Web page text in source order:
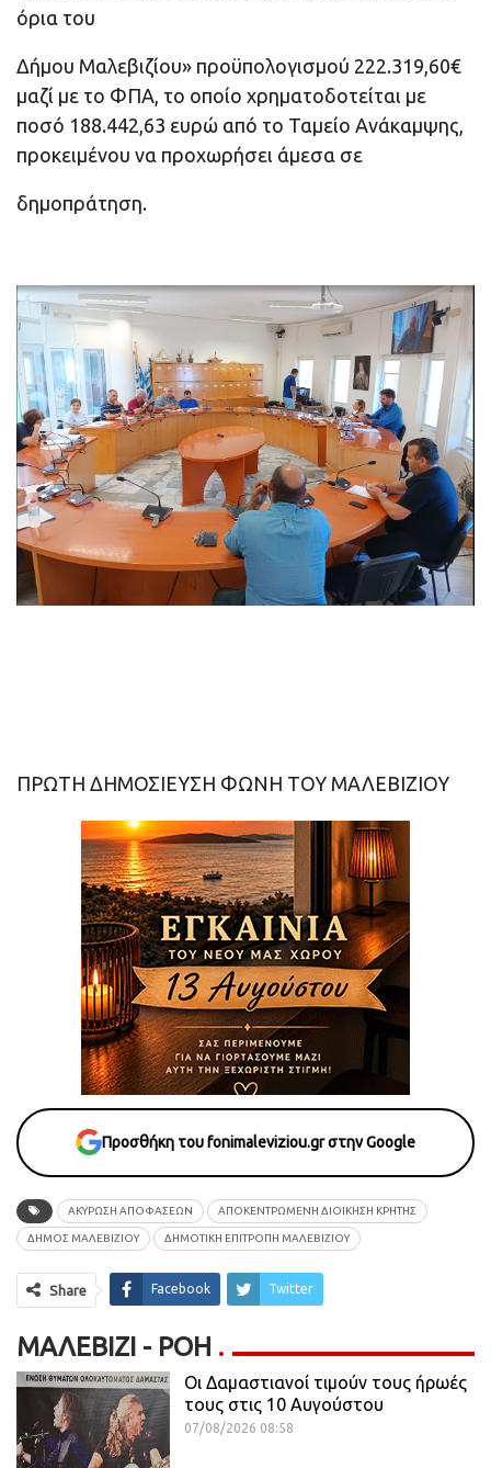
όρια του
Δήμου Μαλεβιζίου» προϋπολογισμού 222.319,60€
μαζί με το ΦΠΑ, το οποίο χρηματοδοτείται με
ποσό 188.442,63 ευρώ από το Ταμείο Ανάκαμψης,
προκειμένου να προχωρήσει άμεσα σε
δημοπράτηση.
ΠΡΩΤΗ ΔΗΜΟΣΙΕΥΣΗ ΦΩΝΗ ΤΟΥ ΜΑΛΕΒΙΖΙΟΥ
Προσθήκη του fonimaleviziou.gr στην Google
ΑΚΥΡΩΣΗ ΑΠΟΦΑΣΕΩΝ ΑΠΟΚΕΝΤΡΩΜΈΝΗ ΔΙΟΊΚΗΣΗ ΚΡΉΤΗΣ
ΔΗΜΟΣ ΜΑΛΕΒΙΖΙΟΥ ΔΗΜΟΤΙΚΗ ΕΠΙΤΡΟΠΗ ΜΑΛΕΒΙΖΙΟΥ
Share Facebook Twitter
ΜΑΛΕΒΊΖΙ - ΡΟΗ
Οι Δαμαστιανοί τιμούν τους ήρωές
τους στις 10 Αυγούστου
07/08/2026 08:58